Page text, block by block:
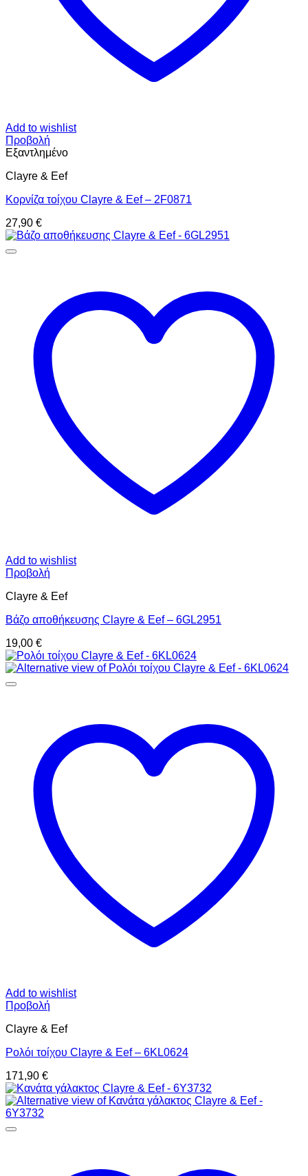
Add to wishlist
Προβολή
Εξαντλημένο
Clayre & Eef
Κορνίζα τοίχου Clayre & Eef – 2F0871
27,90 €
Add to wishlist
Προβολή
Clayre & Eef
Βάζο αποθήκευσης Clayre & Eef – 6GL2951
19,00 €
Add to wishlist
Προβολή
Clayre & Eef
Ρολόι τοίχου Clayre & Eef – 6KL0624
171,90 €